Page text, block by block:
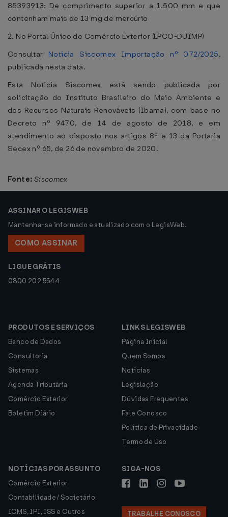
85393913: De comprimento superior a 1.500 mm e que
contenham mais de 13 mg de mercúrio
2. No Portal Único de Comércio Exterior (LPCO-DUIMP)
Consultar Notícia Siscomex Importação nº 072/2025,
publicada nesta data.
Esta Notícia Siscomex está sendo publicada por
solicitação do Instituto Brasileiro do Meio Ambiente e
dos Recursos Naturais Renováveis (Ibama), com base no
Decreto nº 9470, de 14 de agosto de 2018, e em
atendimento ao disposto nos artigos 8º e 13 da Portaria
Secex nº 65, de 26 de novembro de 2020.
Fonte: Siscomex
ASSINAR O LEGISWEB
Mantenha-se informado e atualizado com o LegisWeb.
COMO ASSINAR
LIGUE GRÁTIS
0800 202 5544
PRODUTOS E SERVIÇOS
Banco de Dados
Consultoria
Sistemas
Agenda Tributária
Comércio Exterior
Boletim Diário
LINKS LEGISWEB
Página Inicial
Quem Somos
Notícias
Legislação
Dúvidas Frequentes
Fale Conosco
Política de Privacidade
Termo de Uso
NOTÍCIAS POR ASSUNTO
Comércio Exterior
Contabilidade / Societário
ICMS, IPI, ISS e Outros
SIGA-NOS
TRABALHE CONOSCO